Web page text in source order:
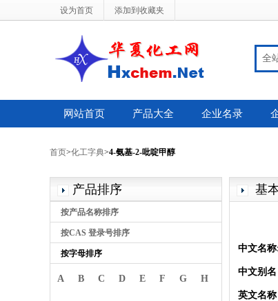
设为首页 添加到收藏夹
全
网站首页 产品大全 企业名录
首页>化工字典>4-氨基-2-吡啶甲醇
产品排序
按产品名称排序
按CAS 登录号排序
按字母排序
A B C D E F G H
基
中文名
中文别名
英文名称